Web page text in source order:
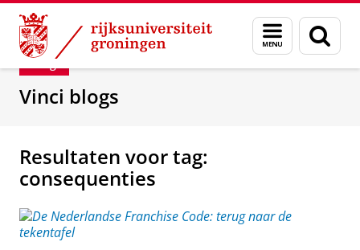
Skip
Content
Skip
Navigation
Menu
en
zoeken
Department of Innovation Management &
Blog
Vinci blogs
Resultaten voor tag:
consequenties